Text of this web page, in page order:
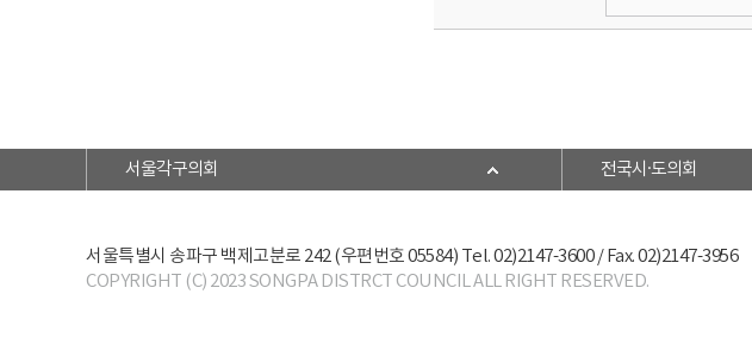
서울각구의회 전국시·도의회
서울특별시 송파구 백제고분로 242 (우편번호 05584) Tel. 02)2147-3600 / Fax. 02)2147-3956
COPYRIGHT (C) 2023 SONGPA DISTRCT COUNCIL ALL RIGHT RESERVED.